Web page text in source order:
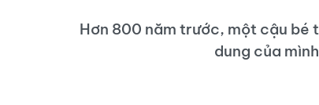
Hơn 800 năm trước, một cậu bé
dung của